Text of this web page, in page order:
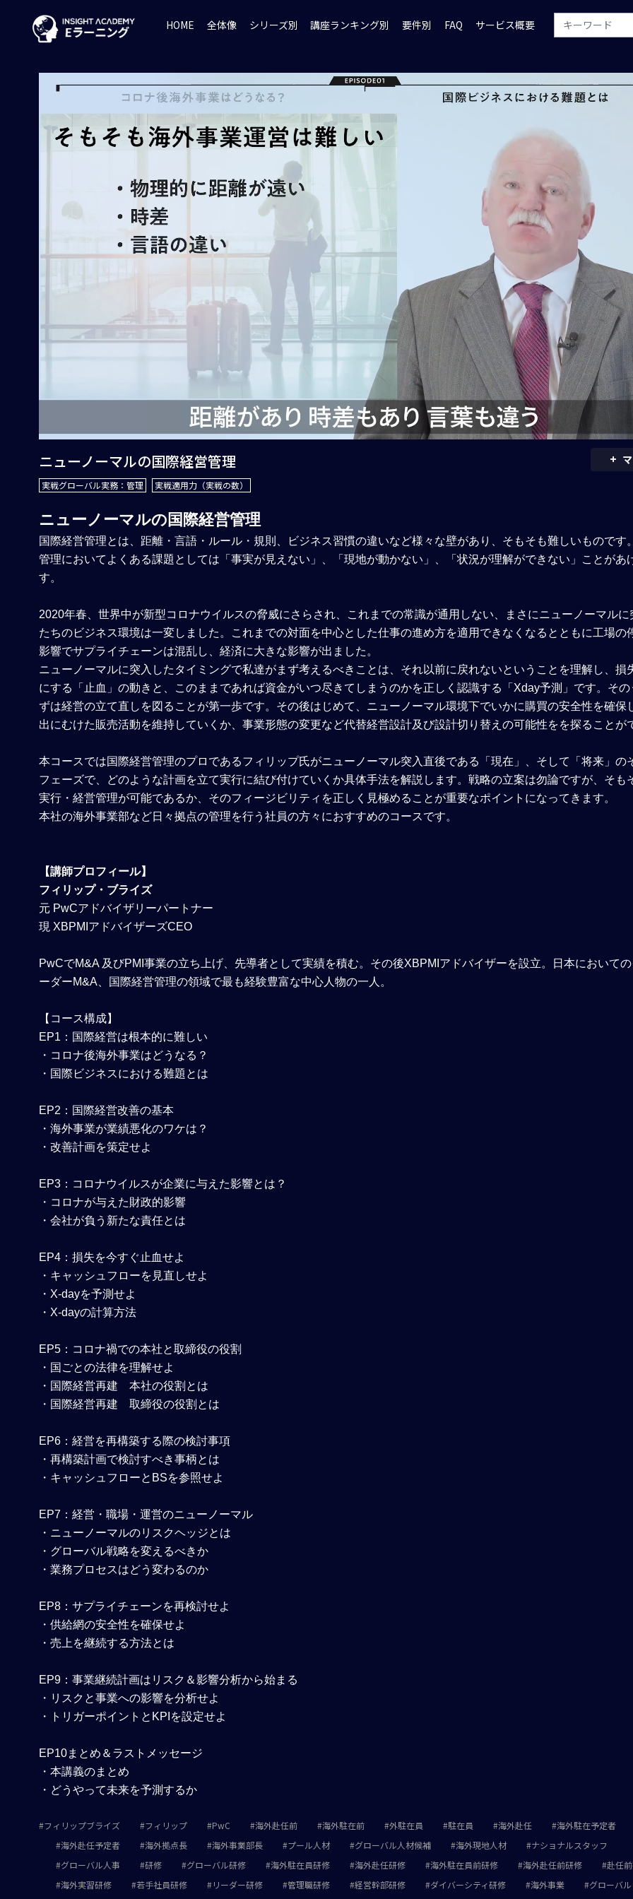
HOME 全体像 シリーズ別 講座ランキング別 要件別 FAQ サービス概要
+
ニューノーマルの国際経営管理
実戦グローバル実務：管理 実戦適用力（実戦の数）
ニューノーマルの国際経営管理
国際経営管理とは、距離・言語・ルール・規則、ビジネス習慣の違いなど様々な壁があり、そもそも難しいものです
管理においてよくある課題としては「事実が見えない」、「現地が動かない」、「状況が理解ができない」ことがあ
す。
2020年春、世界中が新型コロナウイルスの脅威にさらされ、これまでの常識が通用しない、まさにニューノーマルに
たちのビジネス環境は一変しました。これまでの対面を中心とした仕事の進め方を適用できなくなるとともに工場の
影響でサプライチェーンは混乱し、経済に大きな影響が出ました。
ニューノーマルに突入したタイミングで私達がまず考えるべきことは、それ以前に戻れないということを理解し、損
にする「止血」の動きと、このままであれば資金がいつ尽きてしまうのかを正しく認識する「Xday予測」です。その
ずは経営の立て直しを図ることが第一歩です。その後はじめて、ニューノーマル環境下でいかに購買の安全性を確保
出にむけた販売活動を維持していくか、事業形態の変更など代替経営設計及び設計切り替えの可能性をを探ることが
本コースでは国際経営管理のプロであるフィリップ氏がニューノーマル突入直後である「現在」、そして「将来」の
フェーズで、どのような計画を立て実行に結び付けていくか具体手法を解説します。戦略の立案は勿論ですが、そも
実行・経営管理が可能であるか、そのフィージビリティを正しく見極めることが重要なポイントになってきます。
本社の海外事業部など日々拠点の管理を行う社員の方々におすすめのコースです。
【講師プロフィール】
フィリップ・ブライズ
元 PwCアドバイザリーパートナー
現 XBPMIアドバイザーズCEO
PwCでM&A 及びPMI事業の立ち上げ、先導者として実績を積む。その後XBPMIアドバイザーを設立。日本において
ーダーM&A、国際経営管理の領域で最も経験豊富な中心人物の一人。
【コース構成】
EP1 ：国際経営は根本的に難しい
・コロナ後海外事業はどうなる？
・国際ビジネスにおける難題とは
EP2 ：国際経営改善の基本
・海外事業が業績悪化のワケは？
・改善計画を策定せよ
EP3 ：コロナウイルスが企業に与えた影響とは？
・コロナが与えた財政的影響
・会社が負う新たな責任とは
EP4 ：損失を今すぐ止血せよ
・キャッシュフローを見直しせよ
・X-dayを予測せよ
・X-dayの計算方法
EP5 ：コロナ禍での本社と取締役の役割
・国ごとの法律を理解せよ
・国際経営再建 本社の役割とは
・国際経営再建 取締役の役割とは
EP6 ：経営を再構築する際の検討事項
・再構築計画で検討すべき事柄とは
・キャッシュフローとBSを参照せよ
EP7 ：経営・職場・運営のニューノーマル
・ニューノーマルのリスクヘッジとは
・グローバル戦略を変えるべきか
・業務プロセスはどう変わるのか
EP8 ：サプライチェーンを再検討せよ
・供給網の安全性を確保せよ
・売上を継続する方法とは
EP9 ：事業継続計画はリスク＆影響分析から始まる
・リスクと事業への影響を分析せよ
・トリガーポイントとKPIを設定せよ
EP10まとめ＆ラストメッセージ
・本講義のまとめ
・どうやって未来を予測するか
フィリップブライズ フィリップ PwC 海外赴任前 海外駐在前 外駐在員 駐在員 海外赴任
海外駐在予定者
海外赴任予定者
海外拠点長 海外事業部長 プール人材 グローバル人材候補 海外現地人材
ナショナルスタッフ
グローバル人事
研修 グローバル研修 海外駐在員研修 海外赴任研修 海外駐在員前研修 海外赴任前研修
赴任
海外実習研修
若手社員研修 リーダー研修 管理職研修 経営幹部研修 ダイバーシティ研修 海外事業
グローバ